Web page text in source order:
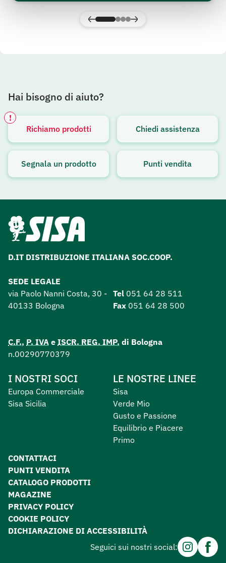
Hai bisogno di aiuto?
Richiamo prodotti
!
Avviso attivo
Chiedi assistenza
Segnala un prodotto Punti vendita
D.IT DISTRIBUZIONE ITALIANA SOC.COOP.
SEDE LEGALE
via Paolo Nanni Costa, 30 -
40133 Bologna
Tel 051 64 28 511
Fax 051 64 28 500
C.F., P. IVA e ISCR. REG. IMP. di Bologna
n.00290770379
I NOSTRI SOCI
Europa Commerciale
Sisa Sicilia
LE NOSTRE LINEE
Sisa
Verde Mio
Gusto e Passione
Equilibrio e Piacere
Primo
CONTATTACI
PUNTI VENDITA
CATALOGO PRODOTTI
MAGAZINE
PRIVACY POLICY
COOKIE POLICY
DICHIARAZIONE DI ACCESSIBILITÀ
Seguici sui nostri social:Instagram